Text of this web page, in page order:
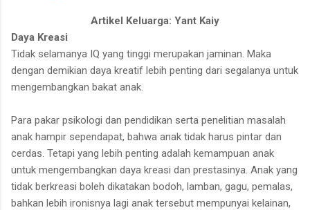
Artikel Keluarga: Yant Kaiy
Daya Kreasi
Tidak selamanya IQ yang tinggi merupakan jaminan. Maka
dengan demikian daya kreatif lebih penting dari segalanya untuk
mengembangkan bakat anak.
Para pakar psikologi dan pendidikan serta penelitian masalah
anak hampir sependapat, bahwa anak tidak harus pintar dan
cerdas. Tetapi yang lebih penting adalah kemampuan anak
untuk mengembangkan daya kreasi dan prestasinya. Anak yang
tidak berkreasi boleh dikatakan bodoh, lamban, gagu, pemalas,
bahkan lebih ironisnya lagi anak tersebut mempunyai kelainan,